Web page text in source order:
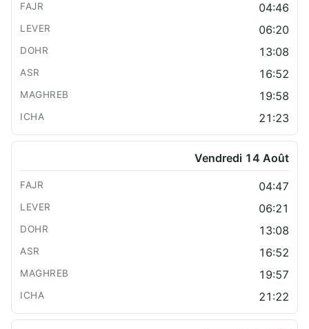
04:46
06:20
13:08
16:52
19:58
21:23
Vendredi 14 Août
04:47
06:21
13:08
16:52
19:57
21:22